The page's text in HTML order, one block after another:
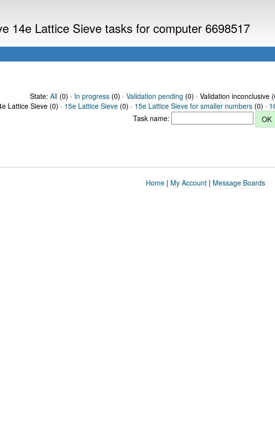
14e Lattice Sieve tasks for computer 6698517
State: All(0) · In progress(0) · Validation pending (0) · Validation inconclusive
Lattice Sieve (0) · 15e Lattice Sieve (0) · 15e Lattice Sieve for smaller numbers (0) ·
Task name:
Home| My Account| Message Boards